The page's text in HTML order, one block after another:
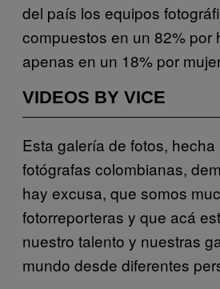
del país los equipos
compuestos en un 82% por
apenas en un 18% por
VIDEOS BY VICE
Esta galería de fotos,
fotógrafas colombianas,
hay excusa, que somos
fotorreporteras y que acá
nuestro talento y nuestras
mundo desde diferentes